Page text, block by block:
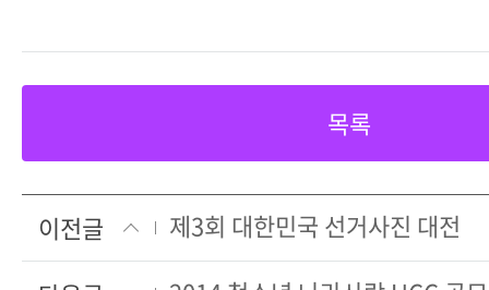
목록
이전글
제3회 대한민국 선거사진 대전